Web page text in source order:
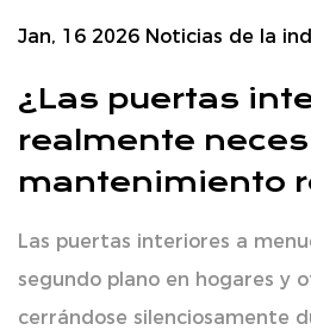
Jan, 16 2026 Noticias de la
¿Las puertas
realmente
mantenimiento
Las puertas interiores a
segundo plano en hogares y
cerrándose silenciosamente